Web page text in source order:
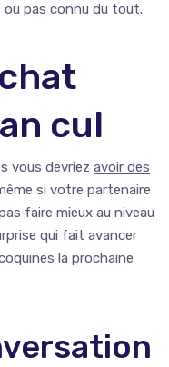
pas connu du tout.
cul
vous devriez avoir des
si votre partenaire
faire mieux au niveau
qui fait avancer
la prochaine